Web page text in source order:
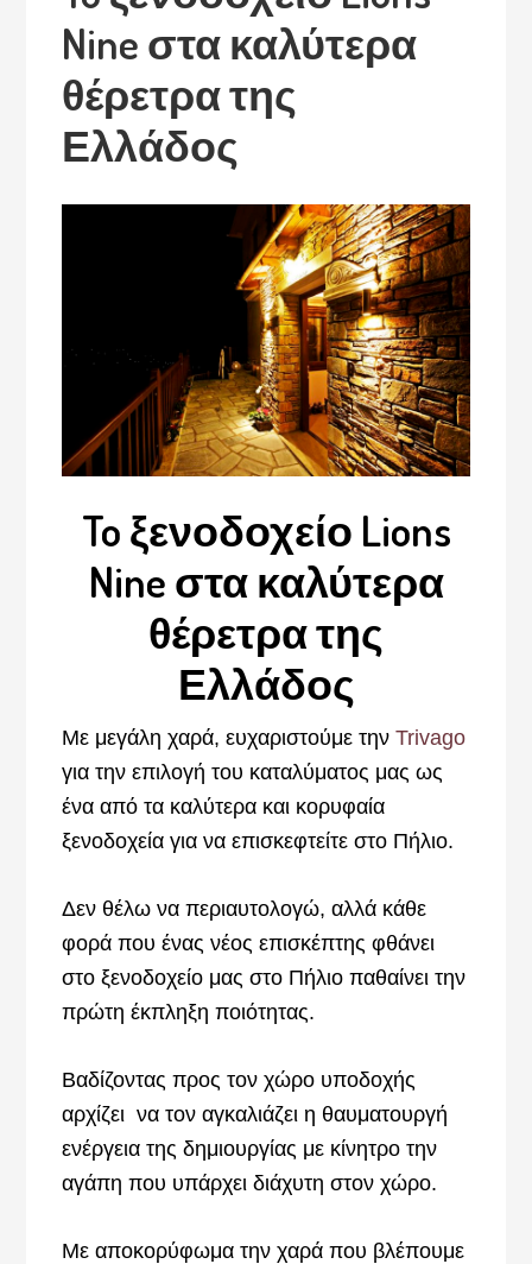
Nine στα καλύτερα
θέρετρα της
Ελλάδος
To ξενοδοχείο Lions
Nine στα καλύτερα
θέρετρα της
Ελλάδος
Με μεγάλη χαρά, ευχαριστούμε τηνTrivago
για την επιλογή του καταλύματος μας ως
ένα από τα καλύτερα και κορυφαία
ξενοδοχεία για να επισκεφτείτε στο Πήλιο.
Δεν θέλω να περιαυτολογώ, αλλά κάθε
φορά που ένας νέος επισκέπτης φθάνει
στο ξενοδοχείο μας στο Πήλιο παθαίνει την
πρώτη έκπληξη ποιότητας.
Βαδίζοντας προς τον χώρο υποδοχής
αρχίζει να τον αγκαλιάζει η θαυματουργή
ενέργεια της δημιουργίας με κίνητρο την
αγάπη που υπάρχει διάχυτη στον χώρο.
Με αποκορύφωμα την χαρά που βλέπουμε